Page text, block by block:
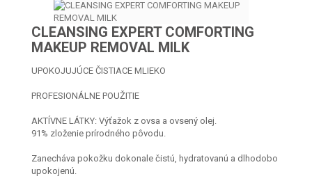
CLEANSING EXPERT COMFORTING
MAKEUP REMOVAL MILK
UPOKOJUJÚCE ČISTIACE MLIEKO
PROFESIONÁLNE POUŽITIE
AKTÍVNE LÁTKY: Výťažok z ovsa a ovsený olej.
91% zloženie prírodného pôvodu.
Zanecháva pokožku dokonale čistú, hydratovanú a dlhodobo
upokojenú.